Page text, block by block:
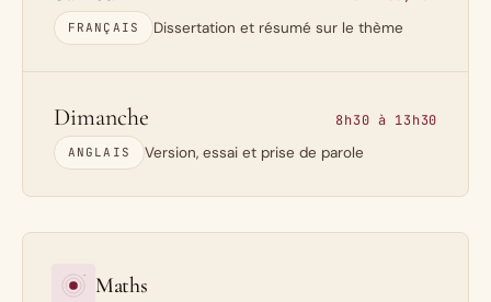
FRANÇAIS Dissertation et résumé sur le thème
Dimanche 8h30 à 13h30
ANGLAIS Version, essai et prise de parole
Maths